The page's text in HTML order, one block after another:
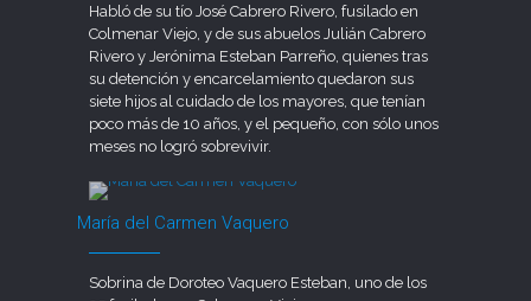
Habló de su tío José Cabrero Rivero, fusilado en
Colmenar Viejo, y de sus abuelos Julián Cabrero
Rivero y Jerónima Esteban Parreño, quienes tras
su detención y encarcelamiento quedaron sus
siete hijos al cuidado de los mayores, que tenían
poco más de 10 años, y el pequeño, con sólo unos
meses no logró sobrevivir.
María del Carmen Vaquero
Sobrina de Doroteo Vaquero Esteban, uno de los